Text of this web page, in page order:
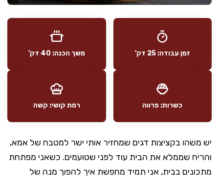
זמן עבודה: 25 דק' משך הכנה: 40 דק'
כשרות: פרווה רמת קושי: קשה
יש משהו בקציצות דגים שמחזיר אותי ישר למטבח של אמא,
והריח שממלא את הבית עוד לפני שטועמים. כשאני מפתחת
מתכונים בבית, אני תמיד מחפשת איך להפוך מנה של